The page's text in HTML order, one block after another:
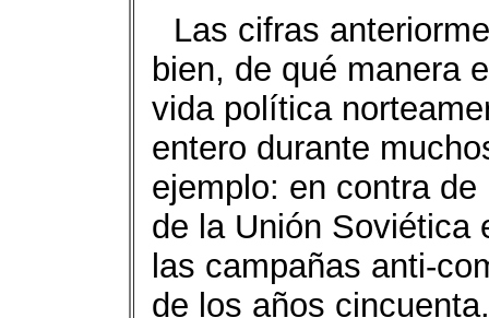
Las cifras
bien, de qué manera
vida política
entero durante
ejemplo: en contra
de la Unión Soviética
las campañas anti-
de los años cincuenta.